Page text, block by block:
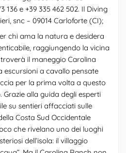
136 e +39 335 462 502. Il Diving
snc – 09014 Carloforte (CI);
chi ama la natura e desidera
raggiungendo la vicina
troverà il maneggio Carolina
escursioni a cavallo pensate
per la prima volta a questo
alla guida degli esperti
su sentieri affacciati sulle
Costa Sud Occidentale
che rivelano uno dei luoghi
dell’isola: il villaggio